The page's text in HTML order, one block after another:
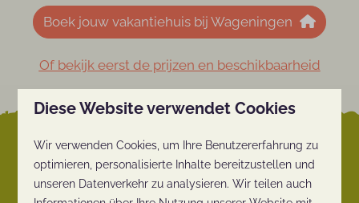
Boek jouw vakantiehuis bij Wageningen
Of bekijk eerst de prijzen en beschikbaarheid
Zó dicht ligt ons
vakantiepark bij
Diese Website verwendet Cookies
Wir verwenden Cookies, um Ihre Benutzererfahrung zu
optimieren, personalisierte Inhalte bereitzustellen und
unseren Datenverkehr zu analysieren. Wir teilen auch